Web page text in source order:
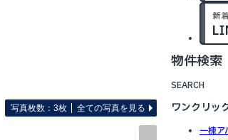
写真枚数：3枚 全ての写真を見る
物件検索
SEARCH
ワンクリッ
一棟ア